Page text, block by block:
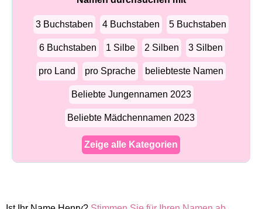
3 Buchstaben 4 Buchstaben 5 Buchstaben
6 Buchstaben 1 Silbe 2 Silben 3 Silben
pro Land pro Sprache beliebteste Namen
Beliebte Jungennamen 2023
Beliebte Mädchennamen 2023
Zeige alle Kategorien